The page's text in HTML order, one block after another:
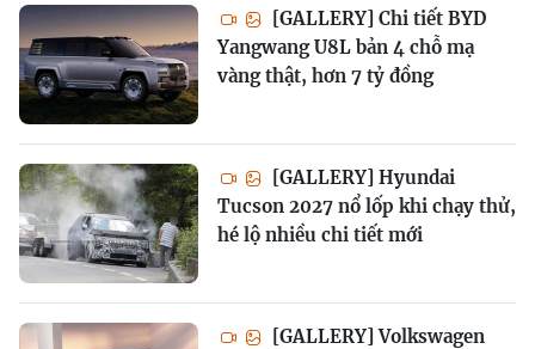
[GALLERY] Chi tiết BYD
Yangwang U8L bản 4 chỗ mạ
vàng thật, hơn 7 tỷ đồng
[GALLERY] Hyundai
Tucson 2027 nổ lốp khi chạy thử,
hé lộ nhiều chi tiết mới
[GALLERY] Volkswagen